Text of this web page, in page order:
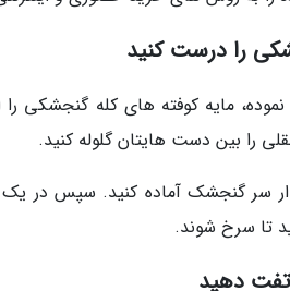
را درست کنید
مایه کوفته های کله گنجشکی را
را بین دست هایتان گلوله کنید.
سر گنجشک آماده کنید. سپس در یک
تا سرخ شوند.
تفت دهید